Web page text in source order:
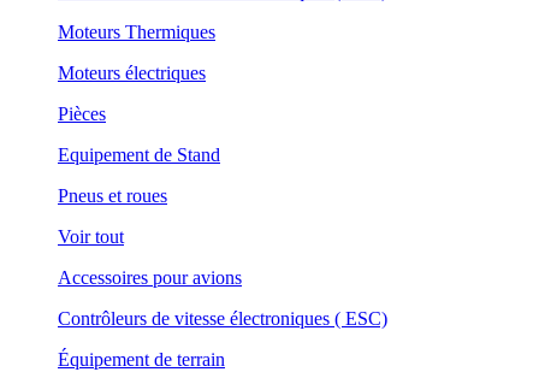
Moteurs Thermiques
Moteurs électriques
Pièces
Equipement de Stand
Pneus et roues
Voir tout
Accessoires pour avions
Contrôleurs de vitesse électroniques ( ESC)
Équipement de terrain